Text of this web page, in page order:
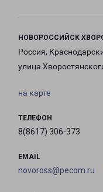
НОВОРОССИЙСК
Россия,
улица
на карте
ТЕЛЕФОН
8(8617) 306-373
EMAIL
novoross@pecom.ru